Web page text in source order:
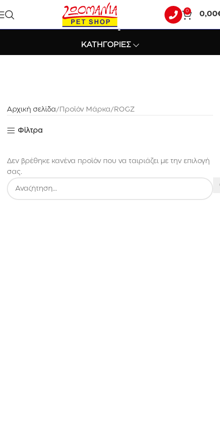
0 0,00
ROGZ
ΚΑΤΗΓΟΡΙΕΣ
Αρχική σελίδα Προϊόν Μάρκα ROGZ
Φίλτρα
Δεν βρέθηκε κανένα προϊόν που να ταιριάζει με την επιλογή
σας.